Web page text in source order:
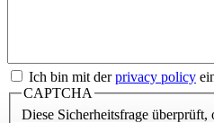
Ich bin mit derprivacy policy
CAPTCHA
Diese Sicherheitsfrage überprüft,